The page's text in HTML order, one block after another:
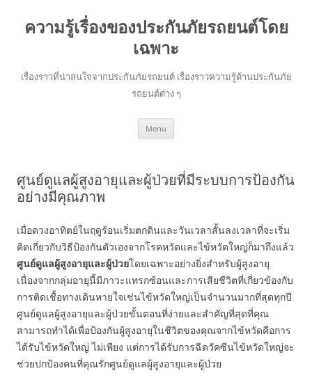
ความรู้เรื่องของประกันภัยรถยนต์โดย
เฉพาะ
เรื่องราวที่น่าสนใจจากประกันภัยรถยนต์ เรื่องราวความรู้ด้านประกันภัย
รถยนต์ต่าง ๆ
Menu
ศูนย์ดูแลผู้สูงอายุและผู้ป่วยที่มีระบบการป้องกัน
อย่างมีคุณภาพ
เมื่อดวงอาทิตย์ในฤดูร้อนเริ่มตกดินและวันเวลาสั้นลงเวลาที่จะเริ่ม
คิดเกี่ยวกับวิธีป้องกันตัวเองจากโรคหวัดและไข้หวัดใหญ่ก็มาถึงแล้ว
ศูนย์ดูแลผู้สูงอายุและผู้ป่วยโดยเฉพาะอย่างยิ่งสำหรับผู้สูงอายุ
เนื่องจากกลุ่มอายุนี้มีภาวะแทรกซ้อนและการเสียชีวิตที่เกี่ยวข้องกับ
การติดเชื้อทางเดินหายใจเช่นไข้หวัดใหญ่เป็นจำนวนมากที่สุดทุกปี
ศูนย์ดูแลผู้สูงอายุและผู้ป่วยขั้นตอนที่ง่ายและสำคัญที่สุดที่คุณ
สามารถทำได้เพื่อป้องกันผู้สูงอายุในชีวิตของคุณจากไข้หวัดคือการ
ได้รับไข้หวัดใหญ่ ไม่เพียง แต่การได้รับการฉีดวัคซีนไข้หวัดใหญ่จะ
ช่วยปกป้องคนที่คุณรักศูนย์ดูแลผู้สูงอายุและผู้ป่วย